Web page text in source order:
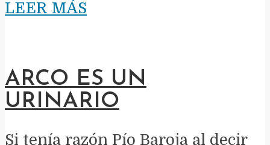
LEER MÁS
ARCO ES UN
URINARIO
Si tenía razón Pío Baroja al decir